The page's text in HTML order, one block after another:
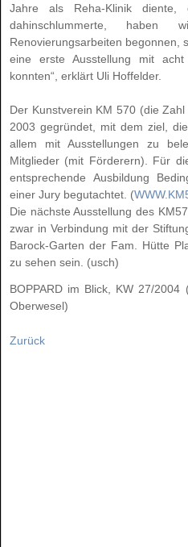
Jahre als Reha-Klinik
dahinschlummerte,
Renovierungsarbeiten begonnen,
eine erste Ausstellung mit
konnten“, erklärt Uli Hoffelder.
Der Kunstverein KM 570 (die
2003 gegründet, mit dem ziel,
allem mit Ausstellungen zu
Mitglieder (mit Förderern). Für
entsprechende Ausbildung
einer Jury begutachtet. (
Die nächste Ausstellung des
zwar in Verbindung mit der
Barock-Garten der Fam. Hütte
zu sehen sein. (usch)
BOPPARD im Blick, KW 27/
Oberwesel)
Zurück